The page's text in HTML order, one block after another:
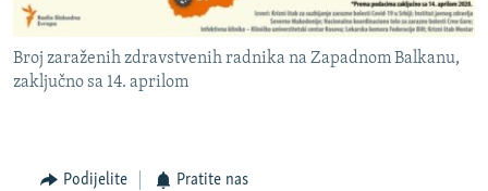
Broj zaraženih zdravstvenih radnika na Zapadnom Balkanu,
zaključno sa 14. aprilom
Podijelite Pratite nas